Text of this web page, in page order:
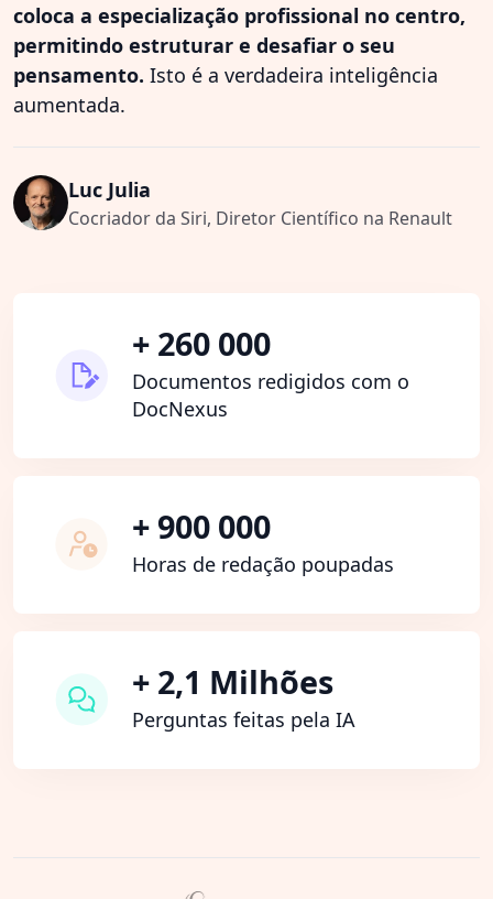
coloca a especialização profissional no centro,
permitindo estruturar e desafiar o seu
pensamento. Isto é a verdadeira inteligência
aumentada.
Luc Julia
Cocriador da Siri, Diretor Científico na Renault
+ 260 000
Documentos redigidos com o
DocNexus
+ 900 000
Horas de redação poupadas
+ 2,1 Milhões
Perguntas feitas pela IA